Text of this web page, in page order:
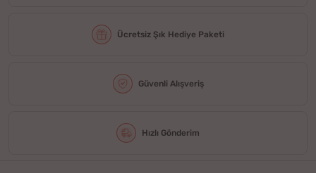
Ücretsiz Şık Hediye Paketi
Güvenli Alışveriş
Hızlı Gönderim